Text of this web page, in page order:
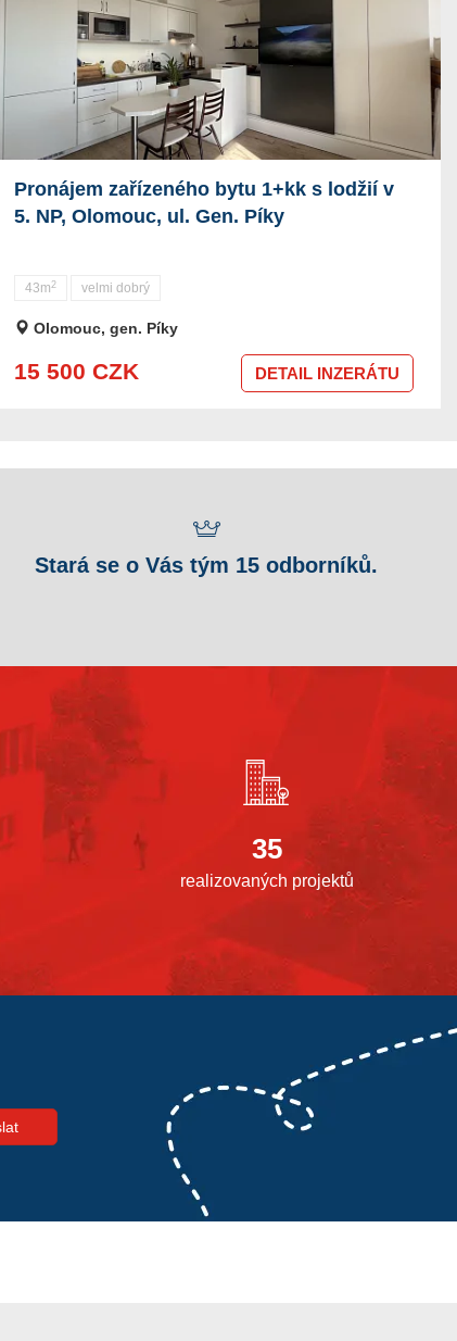
Pronájem zařízeného bytu 1+kk s lodžií v
5. NP, Olomouc, ul. Gen. Píky
43m 2 velmi dobrý
Olomouc, gen. Píky
15 500 CZK DETAIL INZERÁTU
Stará se o Vás tým 15 odborníků.
35
realizovaných projektů